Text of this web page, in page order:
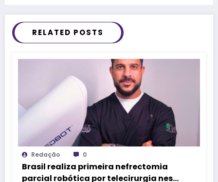
RELATED POSTS
Redação 0
Brasil realiza primeira nefrectomia
parcial robótica por telecirurgia neste